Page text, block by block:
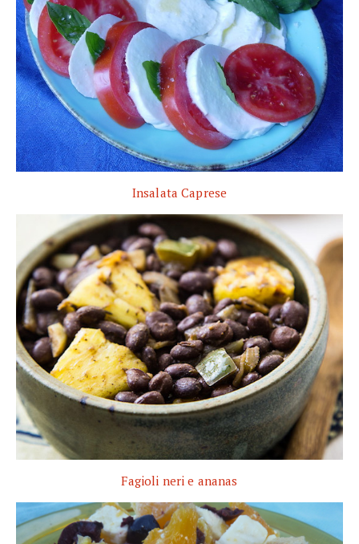
Insalata Caprese
Fagioli neri e ananas